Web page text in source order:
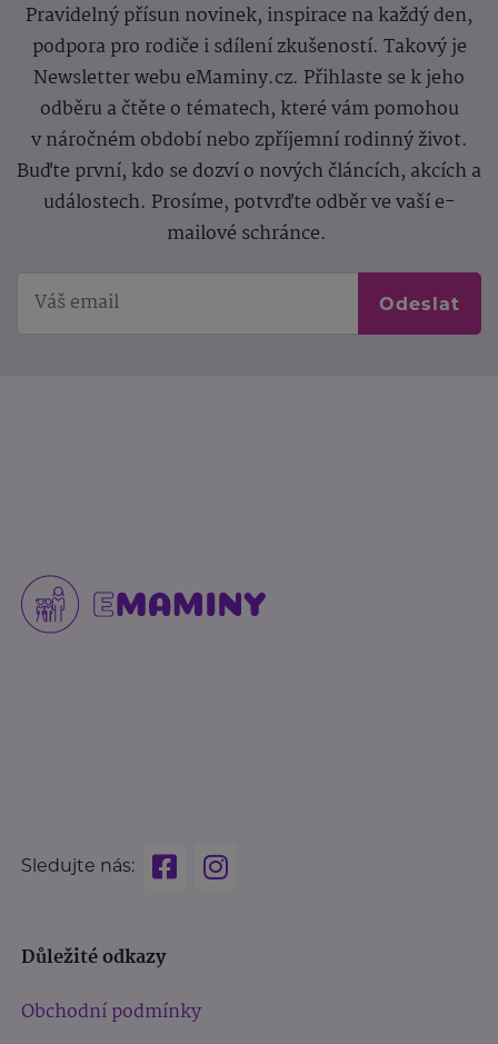
Pravidelný přísun novinek, inspirace na každý den,
podpora pro rodiče i sdílení zkušeností. Takový je
Newsletter webu eMaminy.cz. Přihlaste se k jeho
odběru a čtěte o tématech, které vám pomohou
v náročném období nebo zpříjemní rodinný život.
Buďte první, kdo se dozví o nových článcích, akcích a
událostech. Prosíme, potvrďte odběr ve vaší e-
mailové schránce.
Odeslat
Sledujte nás:
Důležité odkazy
Obchodní podmínky